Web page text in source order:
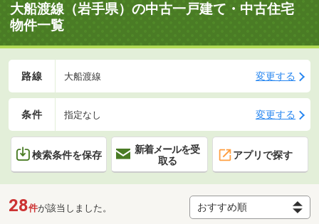
大船渡線（岩手県）の中古一戸建て・中古住宅
物件一覧
路線 大船渡線 変更する
条件 指定なし 変更する
検索条件を保存
新着メールを受
取る
アプリで探す
28件が該当しました。